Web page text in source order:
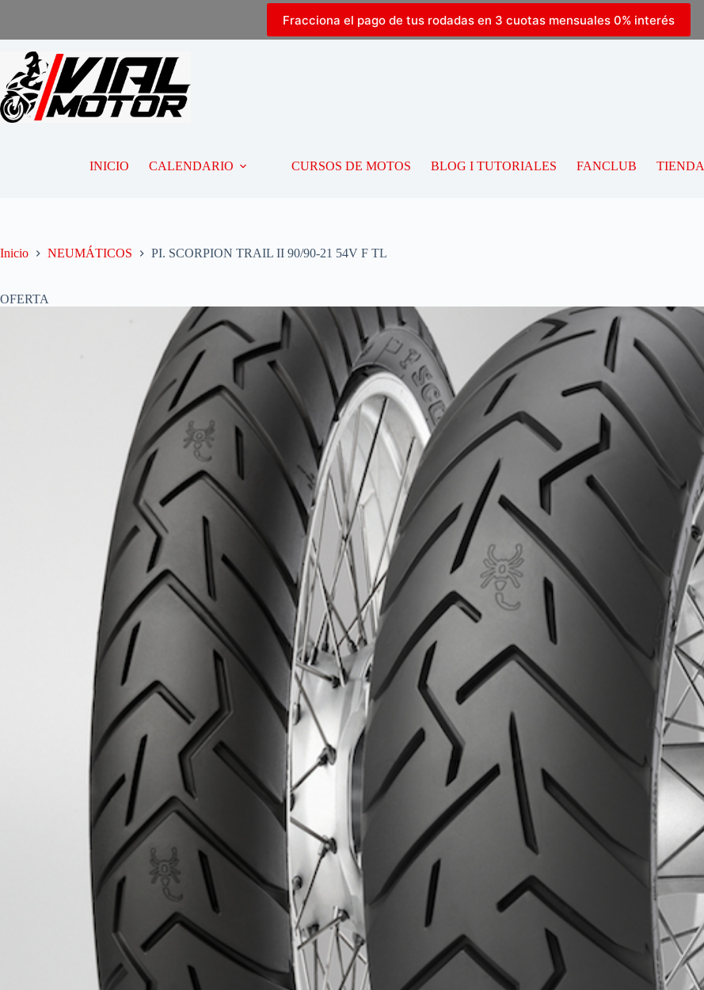
Fracciona el pago de tus rodadas en 3 cuotas mensuales 0% interés
INICIO CALENDARIO CURSOS DE MOTOS BLOG I TUTORIALES FANCLUB TIENDA
Inicio NEUMÁTICOS PI. SCORPION TRAIL II 90/90-21 54V F TL
OFERTA